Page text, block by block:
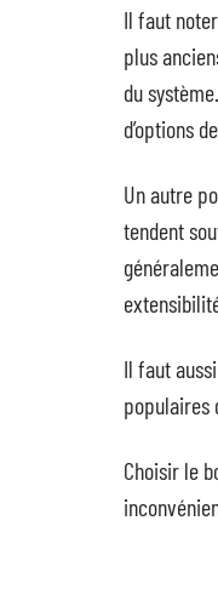
Il faut
plus
du
d’options
Un autre
tendent
Il faut
populaires
Choisir le